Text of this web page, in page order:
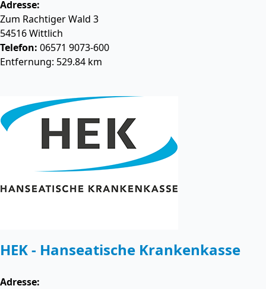
Adresse:
Zum Rachtiger Wald 3
54516Wittlich
Telefon: 06571 9073-600
Entfernung: 529.84 km
HEK - Hanseatische Krankenkasse
Adresse: